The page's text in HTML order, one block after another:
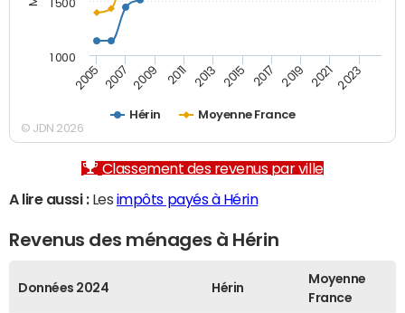
Hérin Moyenne France
2005 2007 2009 2011 2013 2015 2017 2019 2021 2023
1 000
1 500
© JDN 2026
Classement des revenus par ville
A lire aussi :Les impôts payés à Hérin
Revenus des ménages à Hérin
Données 2024 Hérin
Moyenne
France